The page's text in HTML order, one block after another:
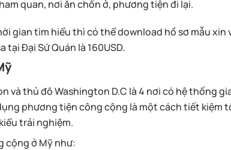
quan, nơi ăn chốn ở, phương tiện đi lại.
gian tìm hiểu thì có thể download hồ sơ mẫu xin
tại Đại Sứ Quán là 160USD.
và thủ đô Washington D.C là 4 nơi có hệ thống
phương tiện công cộng là một cách tiết kiệm
trải nghiệm.
cộng ở Mỹ như: